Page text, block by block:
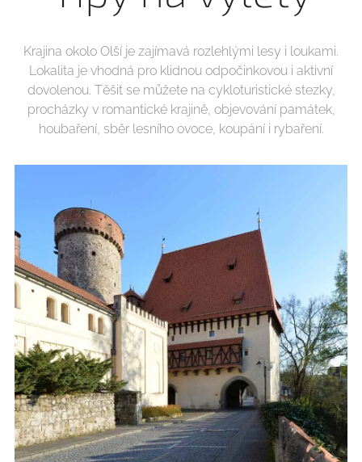
Krajina okolo Olší je zajímavá rozlehlými lesy i loukami.
Lokalita je vhodná pro klidnou odpočinkovou i aktivní
dovolenou. Těšit se můžete na cykloturistické stezky,
procházky v romantické krajině, objevování památek,
houbaření, sběr lesního ovoce, koupání i rybaření.